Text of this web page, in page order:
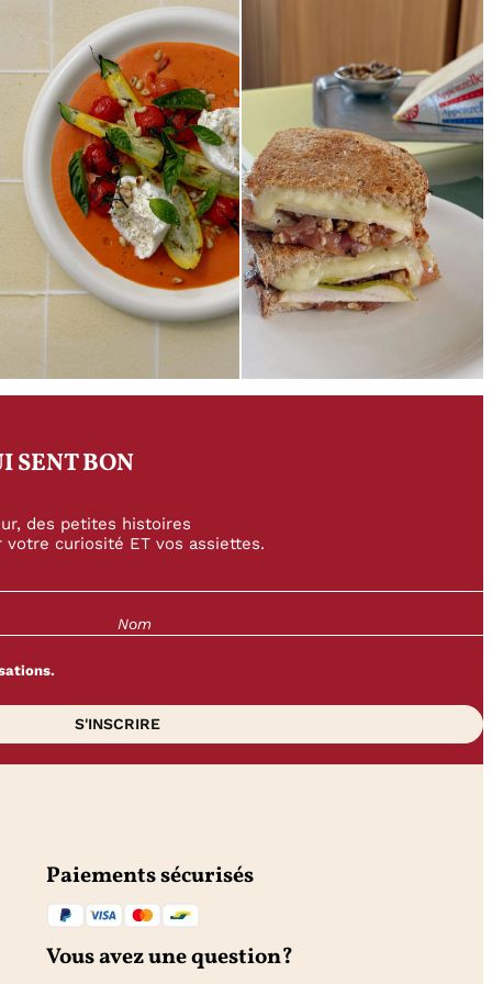
SENT BON
des petites histoires
curiosité ET vos assiettes.
Paiements sécurisés
Vous avez une question?